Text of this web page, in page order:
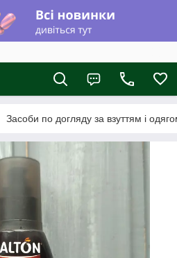
Засоби по догляду за взуттям і